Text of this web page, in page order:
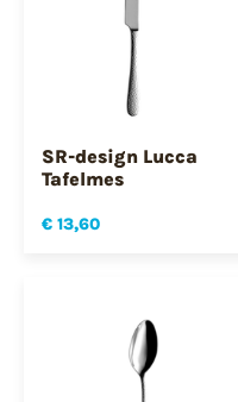
SR-design Lucca
Tafelmes
€ 13,60